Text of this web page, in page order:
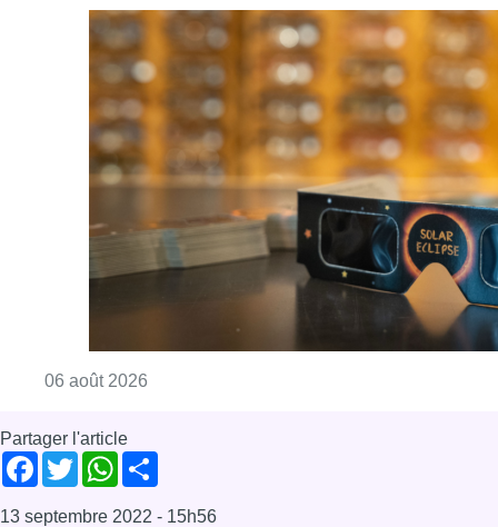
06 août 2026
Partager l'article
Facebook
TwitterWhatsApp
13 septembre 2022 - 15h56